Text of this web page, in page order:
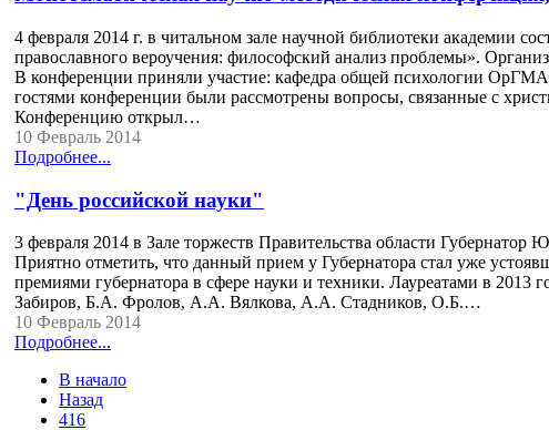
4 февраля 2014 г. в читальном зале научной библиотеки академии
православного вероучения: философский анализ проблемы».
В конференции приняли участие: кафедра общей психологии
гостями конференции были рассмотрены вопросы, связанные с
Конференцию открыл…
10 Февраль 2014
Подробнее...
"День российской науки"
3 февраля 2014 в Зале торжеств Правительства области
Приятно отметить, что данный прием у Губернатора стал уже
премиями губернатора в сфере науки и техники. Лауреатами в
Забиров, Б.А. Фролов, А.А. Вялкова, А.А. Стадников, О.Б.…
10 Февраль 2014
Подробнее...
В начало
Назад
416